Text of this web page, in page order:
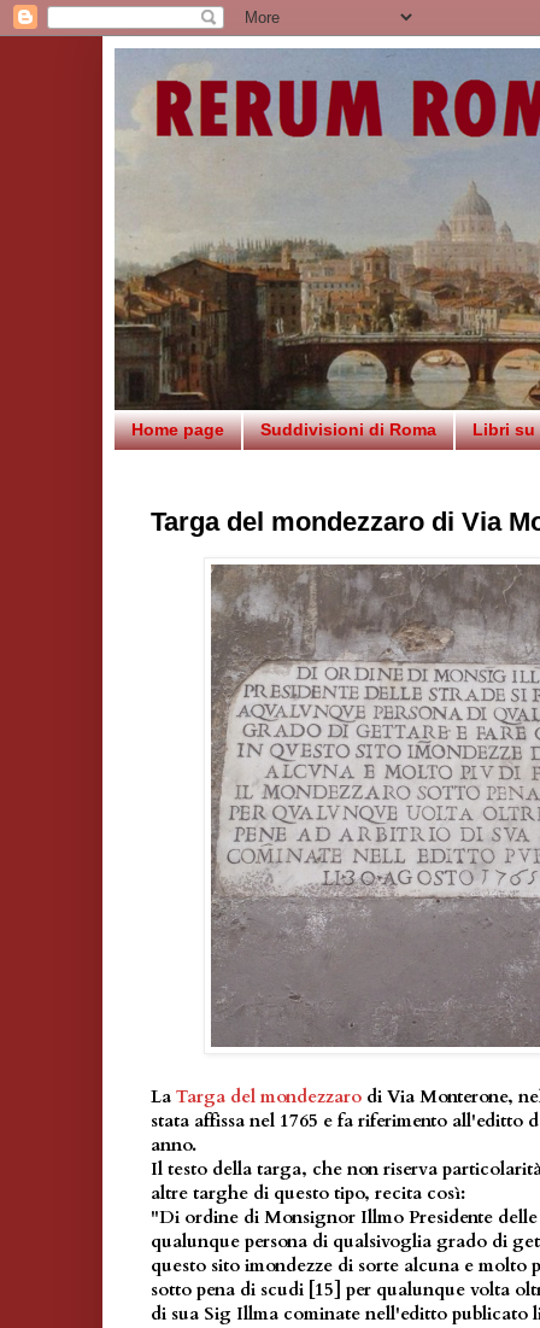
Home page Suddivisioni di Roma Libri su
Targa del mondezzaro di Via
La Targa del mondezzaro di Via Monterone,
stata affissa nel 1765 e fa riferimento all'editto
anno.
Il testo della targa, che non riserva
altre targhe di questo tipo, recita così:
"Di ordine di Monsignor Illmo Presidente delle
qualunque persona di qualsivoglia grado di
questo sito imondezze di sorte alcuna e molto
sotto pena di scudi [15] per qualunque volta
di sua Sig Illma cominate nell'editto publicato